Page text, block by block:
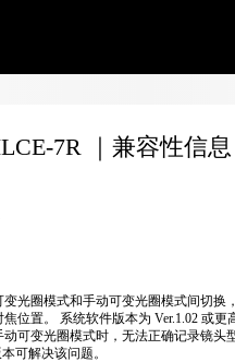
7R ｜兼容性信息
光圈模式和手动可变光圈模式间切换
位置。 系统软件版本为 Ver.1.02 或更
可变光圈模式时，无法正确​​记录镜头
可解决该问题。